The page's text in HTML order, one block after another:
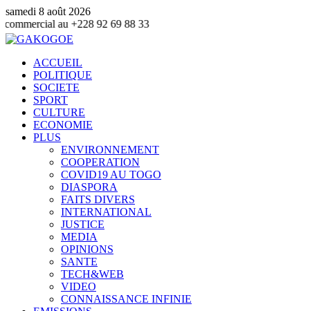
samedi 8 août 2026
92 69 88 33
ACCUEIL
POLITIQUE
SOCIETE
SPORT
CULTURE
ECONOMIE
PLUS
ENVIRONNEMENT
COOPERATION
COVID19 AU TOGO
DIASPORA
FAITS DIVERS
INTERNATIONAL
JUSTICE
MEDIA
OPINIONS
SANTE
TECH&WEB
VIDEO
CONNAISSANCE INFINIE